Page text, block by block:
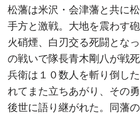
松藩は米沢・会津藩と共に
手方と激戦。大地を震わす
火硝煙、白刃交る死闘とな
の戦いで隊長青木剛八が戦
兵衛は１０数人を斬り倒し
れてまた立ちあがり、その
後世に語り継がれた。同藩